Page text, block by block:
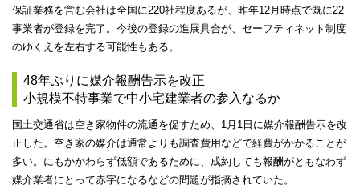
保証業務を営む会社は全国に220社程度あるが、昨年12月時点で既に22
事業者が登録を完了。今後の登録の進展具合が、セーフティネット制度
のゆくえを左右する可能性もある。
48年ぶりに媒介報酬告示を改正
小規模不特事業で中小宅建業者の参入なるか
国土交通省は空き家物件の流通を促すため、1月1日に媒介報酬告示を改
正した。空き家の媒介は通常よりも調査費用などで経費がかかることが
多い。にもかかわらず低額であるために、成約しても報酬がともなわず
媒介業者にとって赤字になるなどの問題が指摘されていた。